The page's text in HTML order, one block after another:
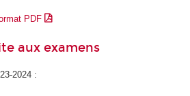
PDF
aux examens
2024 :